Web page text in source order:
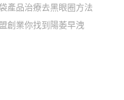
產品治療去黑眼圈方法
創業你找到陽萎早洩